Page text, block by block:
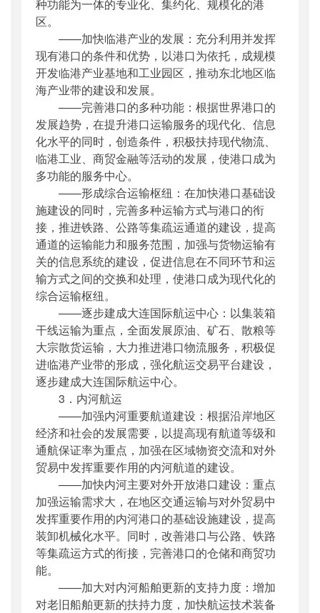
种功能为一体的专业化、集约化、规模化的港
区。
——加快临港产业的发展：充分利用并发挥
现有港口的条件和优势，以港口为依托，成规模
开发临港产业基地和工业园区，推动东北地区临
海产业带的建设和发展。
——完善港口的多种功能：根据世界港口的
发展趋势，在提升港口运输服务的现代化、信息
化水平的同时，创造条件，积极扶持现代物流、
临港工业、商贸金融等活动的发展，使港口成为
多功能的服务中心。
——形成综合运输枢纽：在加快港口基础设
施建设的同时，完善多种运输方式与港口的衔
接，推进铁路、公路等集疏运通道的建设，提高
通道的运输能力和服务范围，加强与货物运输有
关的信息系统的建设，促进信息在不同环节和运
输方式之间的交换和处理，使港口成为现代化的
综合运输枢纽。
——逐步建成大连国际航运中心：以集装箱
干线运输为重点，全面发展原油、矿石、散粮等
大宗散货运输，大力推进港口物流服务，积极促
进临港产业带的形成，强化航运交易平台建设，
逐步建成大连国际航运中心。
3．内河航运
——加强内河重要航道建设：根据沿岸地区
经济和社会的发展需要，以提高现有航道等级和
通航保证率为重点，加强在区域物资交流和对外
贸易中发挥重要作用的内河航道的建设。
——加快内河主要对外开放港口建设：重点
加强运输需求大，在地区交通运输与对外贸易中
发挥重要作用的内河港口的基础设施建设，提高
装卸机械化水平。同时，改善港口与公路、铁路
等集疏运方式的衔接，完善港口的仓储和商贸功
能。
——加大对内河船舶更新的支持力度：增加
对老旧船舶更新的扶持力度，加快航运技术装备